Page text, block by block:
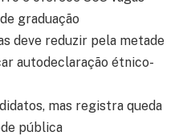
graduação
deve reduzir pela metade
autodeclaração étnico-
mas registra queda
pública